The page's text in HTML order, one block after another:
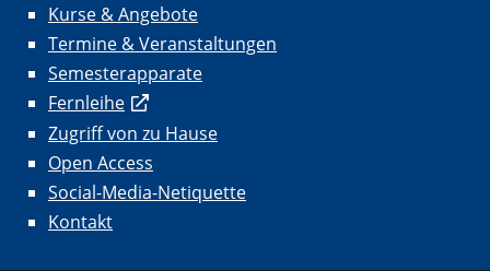
Kurse & Angebote
Termine & Veranstaltungen
Semesterapparate
Fernleihe
Zugriff von zu Hause
Open Access
Social-Media-Netiquette
Kontakt